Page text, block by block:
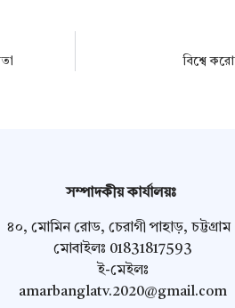
বিশ্বে
সম্পাদকীয় কার্যালয়ঃ
৪০, মোমিন রোড, চেরাগী পাহাড়,
মোবাইলঃ 01831817593
ই-মেইলঃ
amarbanglatv.2020@gmail.com